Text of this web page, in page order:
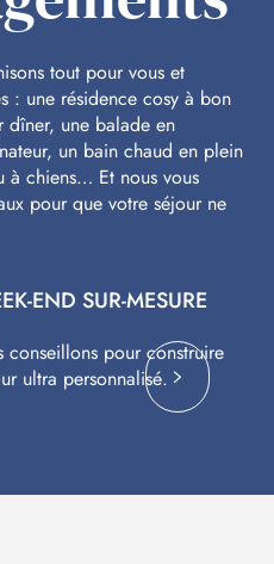
tout pour vous et
: une résidence cosy à bon
dîner, une balade en
un bain chaud en plein
à chiens… Et nous vous
pour que votre séjour ne
END SUR-MESURE
conseillons pour construire
ultra personnalisé.